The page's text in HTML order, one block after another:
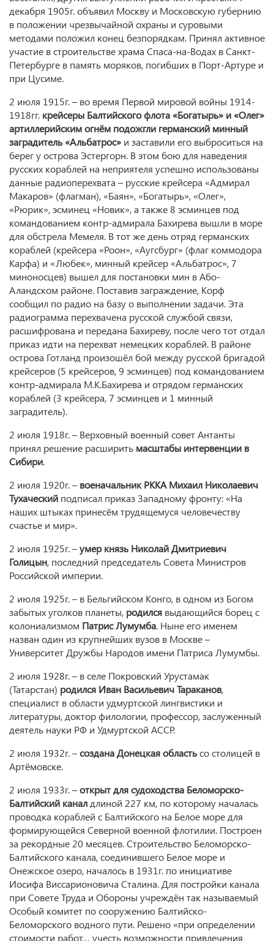
декабря 1905г. объявил Москву и Московскую губернию
в положении чрезвычайной охраны и суровыми
методами положил конец безпорядкам. Принял активное
участие в строительстве храма Спаса-на-Водах в Санкт-
Петербурге в память моряков, погибших в Порт-Артуре и
при Цусиме.
2 июля 1915г. – во время Первой мировой войны 1914-
1918гг. крейсеры Балтийского флота «Богатырь» и «Олег»
артиллерийским огнём подожгли германский минный
заградитель «Альбатрос» и заставили его выброситься на
берег у острова Эстергорн. В этом бою для наведения
русских кораблей на неприятеля успешно использованы
данные радиоперехвата – русские крейсера «Адмирал
Макаров» (флагман), «Баян», «Богатырь», «Олег»,
«Рюрик», эсминец «Новик», а также 8 эсминцев под
командованием контр-адмирала Бахирева вышли в море
для обстрела Мемеля. В тот же день отряд германских
кораблей (крейсера «Роон», «Аугсбург» (флаг коммодора
Карфа) и «Любек», минный крейсер «Альбатрос», 7
миноносцев) вышел для постановки мин в Або-
Аландском районе. Поставив заграждение, Корф
сообщил по радио на базу о выполнении задачи. Эта
радиограмма перехвачена русской службой связи,
расшифрована и передана Бахиреву, после чего тот отдал
приказ идти на перехват немецких кораблей. В районе
острова Готланд произошёл бой между русской бригадой
крейсеров (5 крейсеров, 9 эсминцев) под командованием
контр-адмирала М.К.Бахирева и отрядом германских
кораблей (3 крейсера, 7 эсминцев и 1 минный
заградитель).
2 июля 1918г. – Верховный военный совет Антанты
принял решение расширить масштабы интервенции в
Сибири.
2 июля 1920г. – военачальник РККА Михаил Николаевич
Тухаческий подписал приказ Западному фронту: «На
наших штыках принесём трудящемуся человечеству
счастье и мир».
2 июля 1925г. –умер князь Николай Дмитриевич
Голицын, последний председатель Совета Министров
Российской империи.
2 июля 1925г. – в Бельгийском Конго, в одном из Богом
забытых уголков планеты, родился выдающийся борец с
колониализмом Патрис Лумумба. Ныне его именем
назван один из крупнейших вузов в Москве –
Университет Дружбы Народов имени Патриса Лумумбы.
2 июля 1928г. – в селе Покровский Урустамак
(Татарстан) родился Иван Васильевич Тараканов,
специалист в области удмуртской лингвистики и
литературы, доктор филологии, профессор, заслуженный
деятель науки РФ и Удмуртской АССР.
2 июля 1932г. –создана Донецкая областьсо столицей в
Артёмовске.
2 июля 1933г. –открыт для судоходства Беломорско-
Балтийский канал длиной 227 км, по которому началась
проводка кораблей с Балтийского на Белое море для
формирующейся Северной военной флотилии. Построен
за рекордные 20 месяцев. Строительство Беломорско-
Балтийского канала, соединившего Белое море и
Онежское озеро, началось в 1931г. по инициативе
Иосифа Виссарионовича Сталина. Для постройки канала
при Совете Труда и Обороны учреждён так называемый
Особый комитет по сооружению Балтийско-
Беломорского водного пути. Решено «при определении
стоимости работ… учесть возможности привлечения